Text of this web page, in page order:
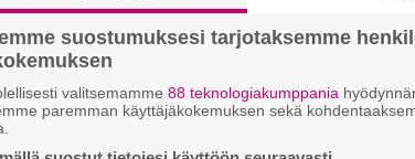
suostumuksesi tarjotaksemme
valitsemamme 88 teknologiakumppania
paremman käyttäjäkokemuksen sekä